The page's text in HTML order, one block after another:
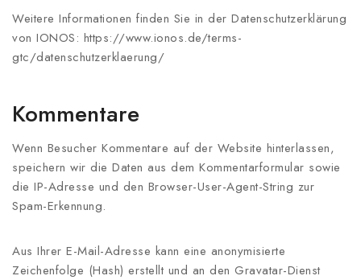
Weitere Informationen finden Sie in der Datenschutzerklärung
von IONOS: https://www.ionos.de/terms-
gtc/datenschutzerklaerung/
Kommentare
Wenn Besucher Kommentare auf der Website hinterlassen,
speichern wir die Daten aus dem Kommentarformular sowie
die IP-Adresse und den Browser-User-Agent-String zur
Spam-Erkennung.
Aus Ihrer E-Mail-Adresse kann eine anonymisierte
Zeichenfolge (Hash) erstellt und an den Gravatar-Dienst